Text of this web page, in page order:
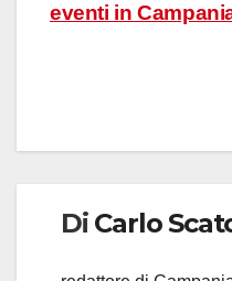
eventi in
Di Carlo